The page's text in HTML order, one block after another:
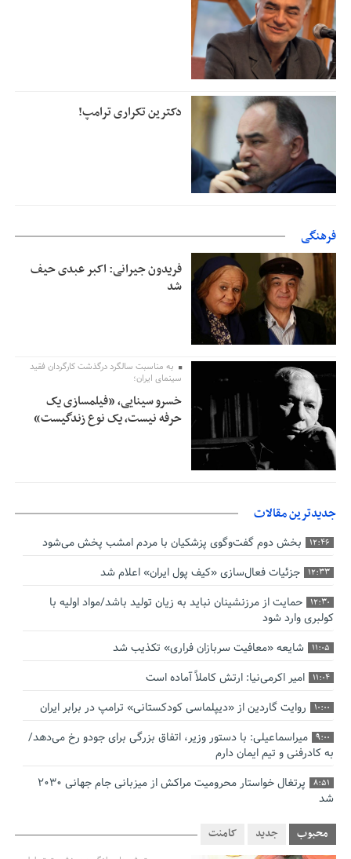
دکترین تکراری ترامپ!
فرهنگی
فریدون جیرانی: اکبر عبدی حیف
شد
به مناسبت سالگرد درگذشت کارگردان فقید
سینمای ایران؛
خسرو سینایی، «فیلمسازی یک
حرفه نیست، یک نوع زندگیست»
جدیدترین مقالات
12:46 بخش دوم گفت‌وگوی پزشکیان با مردم امشب پخش می‌شود
12:33 جزئیات فعال‌سازی «کیف پول ایران» اعلام شد
12:30
حمایت از مرزنشینان نباید به زیان تولید باشد/مواد اولیه با
کولبری وارد شود
11:05 شایعه «معافیت سربازان فراری» تکذیب شد
11:04 امیر اکرمی‌نیا: ارتش کاملاً آماده است
10:00 روایت گاردین از «دیپلماسی کودکستانی» ترامپ در برابر ایران
9:00
میراسماعیلی: با دستور وزیر، اتفاق بزرگی برای جودو رخ می‌دهد/
به کادرفنی و تیم ایمان دارم
8:51
پرتغال خواستار محرومیت مراکش از میزبانی جام جهانی ۲۰۳۰
شد
فریدون جیرانی: اکبر عبدی حیف شدمحبوب جدید کامنت